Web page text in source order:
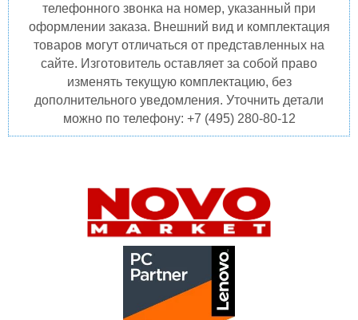
телефонного звонка на номер, указанный при
оформлении заказа. Внешний вид и комплектация
товаров могут отличаться от представленных на
сайте. Изготовитель оставляет за собой право
изменять текущую комплектацию, без
дополнительного уведомления. Уточнить детали
можно по телефону: +7 (495) 280-80-12